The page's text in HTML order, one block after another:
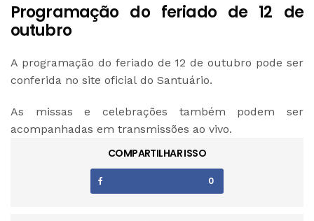
Programação do feriado de 12 de
outubro
A programação do feriado de 12 de outubro pode ser
conferida no site oficial do Santuário.
As missas e celebrações também podem ser
acompanhadas em transmissões ao vivo.
COMPARTILHAR ISSO
0